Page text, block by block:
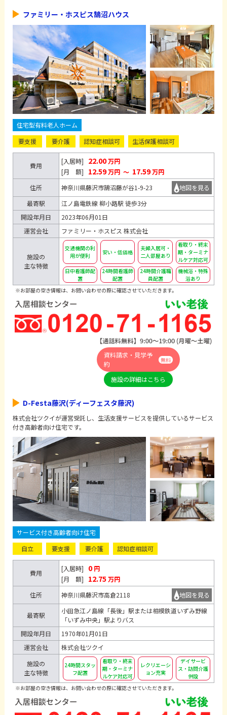
ファミリー・ホスピス鵠沼ハウス
住宅型有料老人ホーム
要支援
要介護 認知症相談可 生活保護相談可
費用
[入居時] 22.00万円
[月 額]
12.59万円 ～ 17.59万円
住所
神奈川県藤沢市鵠沼藤が谷1-9-23
地図を見る
最寄駅
江ノ島電鉄線 柳小路駅 徒歩3分
開設年月日
2023年06月01日
運営会社
ファミリー・ホスピス 株式会社
施設の
主な特徴
交通機関の利
用が便利
安い・低価格
夫婦入居可・
二人部屋あり
看取り・終末
期・ターミナ
ルケア対応可
日中看護師配
置
24時間看護師
配置
24時間介護職
員配置
機械浴・特殊
浴あり
※お部屋の空き情報は、お問い合わせの際に確認させていただきます。
資料請求・見学予
約
無料
施設の詳細はこちら
D-Festa藤沢(ディーフェスタ藤沢)
株式会社ツクイが運営受託し、生活支援サービスを提供しているサービス
付き高齢者向け住宅です。
サービス付き高齢者向け住宅
自立
要支援 要介護 認知症相談可
費用
[入居時] 0 円
[月 額]
12.75万円
住所
神奈川県藤沢市高倉2118 地図を見る
最寄駅
小田急江ノ島線「長後」駅または相模鉄道いずみ野線
「いずみ中央」駅よりバス
開設年月日
1970年01月01日
運営会社
株式会社ツクイ
施設の
主な特徴
24時間スタッ
フ配置
看取り・終末
期・ターミナ
ルケア対応可
レクリエーシ
ョン充実
デイサービ
ス・訪問介護
併設
※お部屋の空き情報は、お問い合わせの際に確認させていただきます。